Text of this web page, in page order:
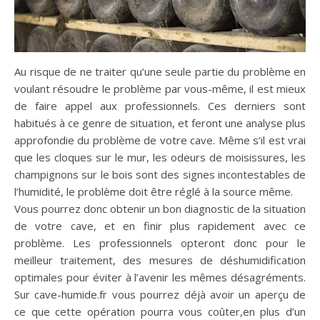
Au risque de ne traiter qu’une seule partie du problème en
voulant résoudre le problème par vous-même, il est mieux
de faire appel aux professionnels. Ces derniers sont
habitués à ce genre de situation, et feront une analyse plus
approfondie du problème de votre cave. Même s’il est vrai
que les cloques sur le mur, les odeurs de moisissures, les
champignons sur le bois sont des signes incontestables de
l’humidité, le problème doit être réglé à la source même.
Vous pourrez donc obtenir un bon diagnostic de la situation
de votre cave, et en finir plus rapidement avec ce
problème. Les professionnels opteront donc pour le
meilleur traitement, des mesures de déshumidification
optimales pour éviter à l’avenir les mêmes désagréments.
Sur cave-humide.fr vous pourrez déjà avoir un aperçu de
ce que cette opération pourra vous coûter,en plus d’un